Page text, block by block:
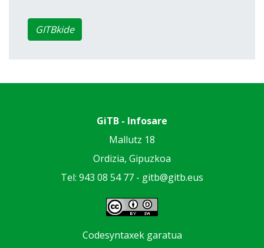
GITBkide
GiTB - Infosare
Mallutz 18
Ordizia, Gipuzkoa
Tel: 943 08 54 77 - gitb@gitb.eus
Codesyntaxek garatua